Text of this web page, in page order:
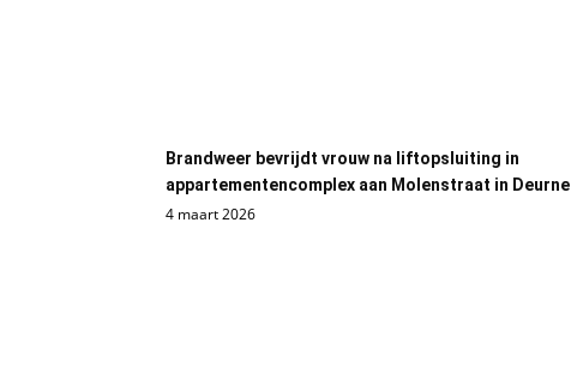
Brandweer bevrijdt vrouw na liftopsluiting in
appartementencomplex aan Molenstraat in Deurne
4 maart 2026